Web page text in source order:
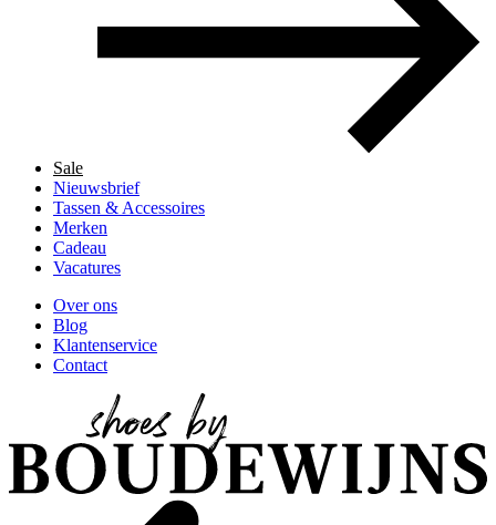
Sale
Nieuwsbrief
Tassen & Accessoires
Merken
Cadeau
Vacatures
Over ons
Blog
Klantenservice
Contact